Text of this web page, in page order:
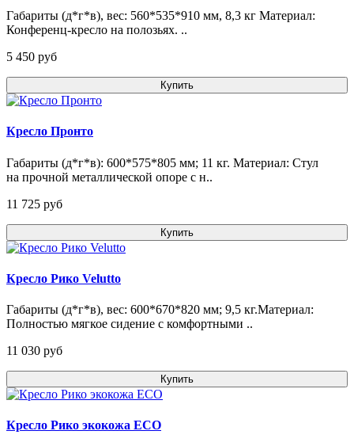
Габариты (д*г*в), вес: 560*535*910 мм, 8,3 кг Материал:
Конференц-кресло на полозьях. ..
5 450 pуб
Купить
Кресло Пронто
Габариты (д*г*в): 600*575*805 мм; 11 кг. Материал: Стул
на прочной металлической опоре с н..
11 725 pуб
Купить
Кресло Рико Velutto
Габариты (д*г*в), вес: 600*670*820 мм; 9,5 кг.Материал:
Полностью мягкое сидение с комфортными ..
11 030 pуб
Купить
Кресло Рико экокожа ECO